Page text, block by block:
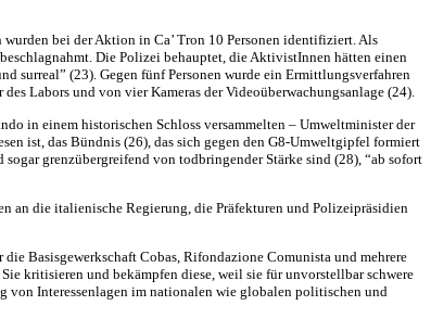
bei der Aktion in Ca’ Tron 10 Personen identifiziert. Als
Die Polizei behauptet, die AktivistInnen hätten einen
surreal” (23). Gegen fünf Personen wurde ein Ermittlungsverfahren
Labors und von vier Kameras der Videoüberwachungsanlage (24).
in einem historischen Schloss versammelten – Umweltminister der
ist, das Bündnis (26), das sich gegen den G8-Umweltgipfel formiert
grenzübergreifend von todbringender Stärke sind (28), “ab sofort
an die italienische Regierung, die Präfekturen und Polizeipräsidien
Basisgewerkschaft Cobas, Rifondazione Comunista und mehrere
kritisieren und bekämpfen diese, weil sie für unvorstellbar schwere
von Interessenlagen im nationalen wie globalen politischen und